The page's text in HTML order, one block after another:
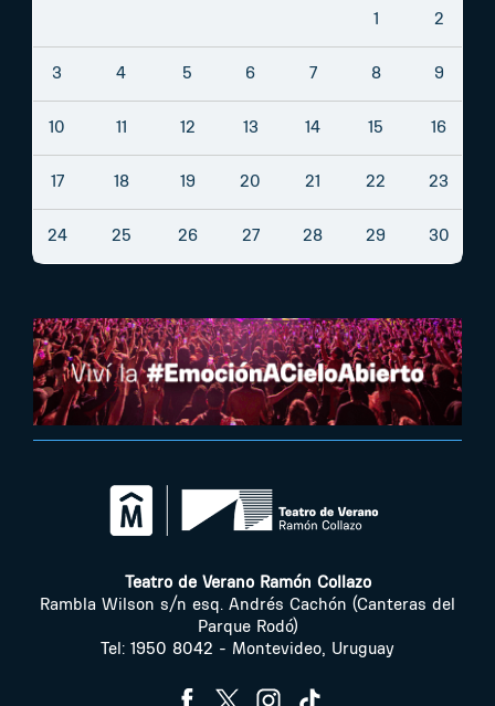
1 2
3 4 5 6 7 8 9
10 11 12 13 14 15 16
17 18 19 20 21 22 23
24 25 26 27 28 29 30
Teatro de Verano Ramón Collazo
Rambla Wilson s/n esq. Andrés Cachón (Canteras del
Parque Rodó)
Tel: 1950 8042 - Montevideo, Uruguay